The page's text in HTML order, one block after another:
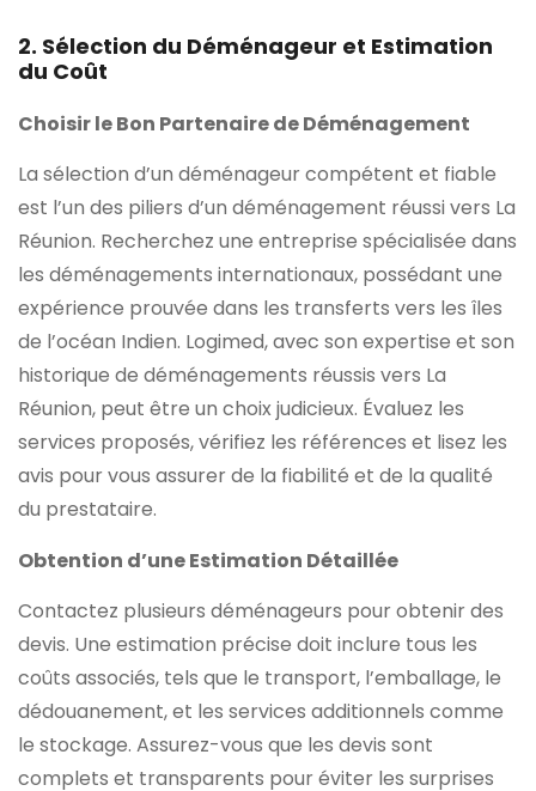
2. Sélection du Déménageur et Estimation
du Coût
Choisir le Bon Partenaire de Déménagement
La sélection d’un déménageur compétent et fiable
est l’un des piliers d’un déménagement réussi vers La
Réunion. Recherchez une entreprise spécialisée dans
les déménagements internationaux, possédant une
expérience prouvée dans les transferts vers les îles
de l’océan Indien. Logimed, avec son expertise et son
historique de déménagements réussis vers La
Réunion, peut être un choix judicieux. Évaluez les
services proposés, vérifiez les références et lisez les
avis pour vous assurer de la fiabilité et de la qualité
du prestataire.
Obtention d’une Estimation Détaillée
Contactez plusieurs déménageurs pour obtenir des
devis. Une estimation précise doit inclure tous les
coûts associés, tels que le transport, l’emballage, le
dédouanement, et les services additionnels comme
le stockage. Assurez-vous que les devis sont
complets et transparents pour éviter les surprises